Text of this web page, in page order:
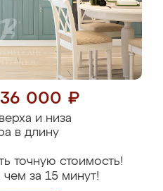
000 ₽
и низа
в длину
точную стоимость!
за 15 минут!